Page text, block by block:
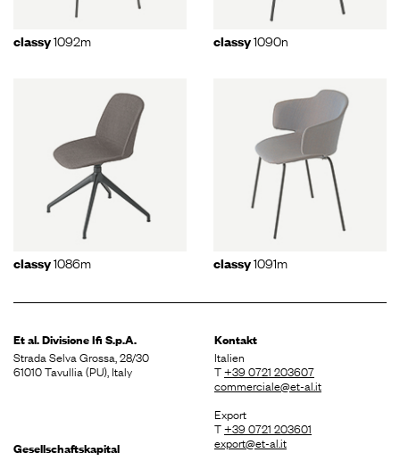
classy1092m classy1090n
classy1086m classy1091m
Et al. DivisioneIfi S.p.A.
Strada Selva Grossa, 28/30
61010 Tavullia (PU), Italy
Gesellschaftskapital
Kontakt
Italien
T+39 0721 203607
commerciale@et-al.it
Export
T+39 0721 203601
export@et-al.it